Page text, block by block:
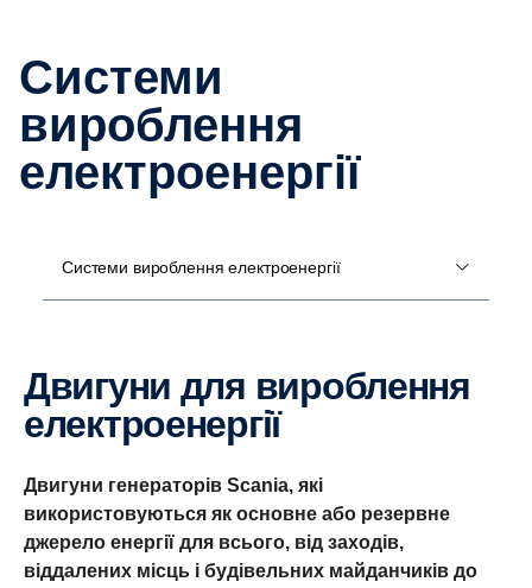
Системи
вироблення
електроенергії
Системи вироблення електроенергії
Двигуни для вироблення
електроенергії
Двигуни генераторів Scania, які
використовуються як основне або резервне
джерело енергії для всього, від заходів,
віддалених місць і будівельних майданчиків до